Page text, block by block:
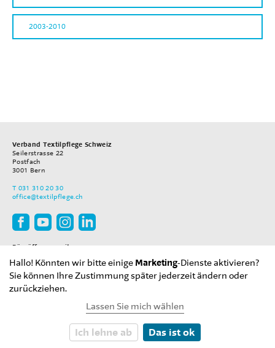
2003-2010
Verband Textilpflege Schweiz
Seilerstrasse 22
Postfach
3001 Bern
T 031 310 20 30
office@textilpflege.ch
Büroöffnungszeiten
08.00–12.00 Uhr
13.30–17.00 Uhr
Impressum Datenschutz
Hallo! Könnten wir bitte einige Marketing-Dienste aktivieren?
Sie können Ihre Zustimmung später jederzeit ändern oder
zurückziehen.
Lassen Sie mich wählen
Ich lehne ab Das ist ok